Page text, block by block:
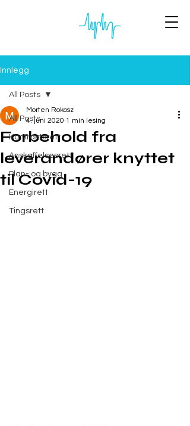
Innlegg
All Posts
Kontraktsrett
Anskaffelsesrett
Plan- og bygg
Energirett
Tingsrett
All Posts
Forbehold fra
leverandører knyttet
til Covid-19
Morten Rokosz
4. juni 2020 1 min lesing